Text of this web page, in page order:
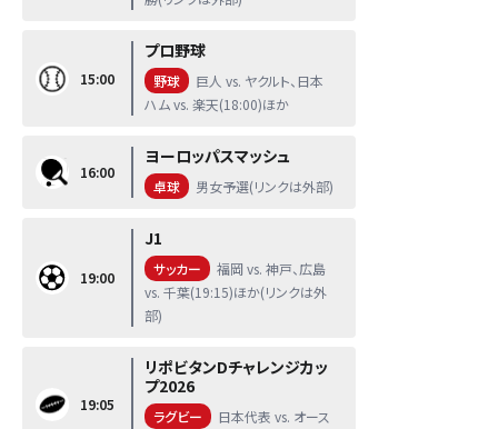
15:00
プロ野球
野球
巨人 vs. ヤクルト、日本
ハム vs. 楽天(18:00)ほか
16:00
ヨーロッパスマッシュ
卓球 男女予選(リンクは外部)
19:00
J1
サッカー
福岡 vs. 神戸、広島
vs. 千葉(19:15)ほか(リンクは外
部)
19:05
リポビタンDチャレンジカッ
プ2026
ラグビー
日本代表 vs. オース